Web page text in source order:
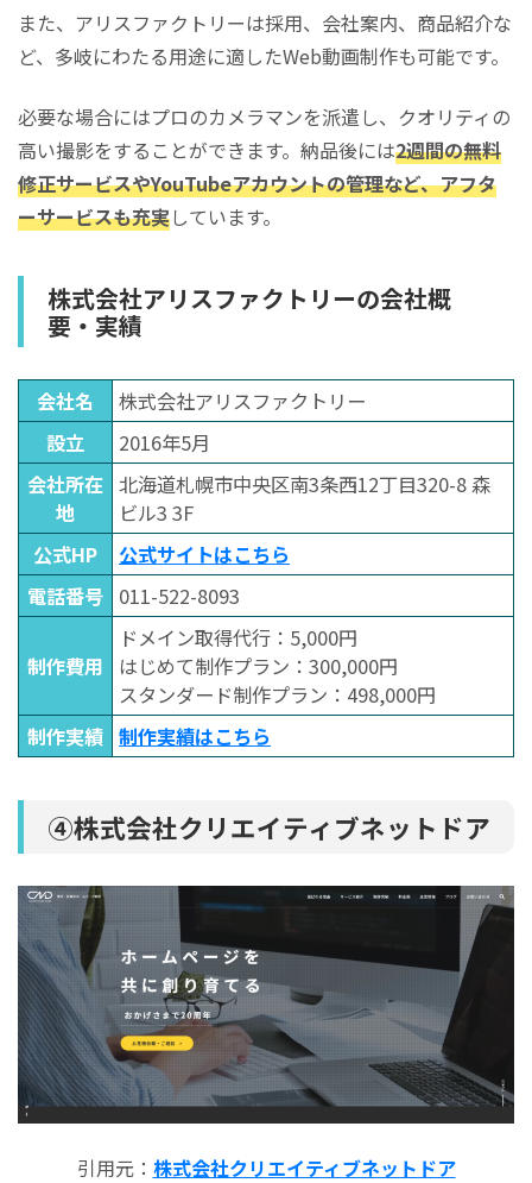
また、アリスファクトリーは採用、会社案内、商品紹介な
ど、多岐にわたる用途に適したWeb動画制作も可能です。
必要な場合にはプロのカメラマンを派遣し、クオリティの
高い撮影をすることができます。納品後には2週間の無料
修正サービスやYouTubeアカウントの管理など、アフタ
ーサービスも充実しています。
株式会社アリスファクトリーの会社概
要・実績
会社名
株式会社アリスファクトリー
設立
2016年5月
会社所在
地
北海道札幌市中央区南3条西12丁目320-8 森
ビル3 3F
公式HP
公式サイトはこちら
電話番号 011-522-8093
制作費用
ドメイン取得代行：5,000円
はじめて制作プラン：300,000円
スタンダード制作プラン：498,000円
制作実績 制作実績はこちら
④株式会社クリエイティブネットドア
引用元： 株式会社クリエイティブネットドア